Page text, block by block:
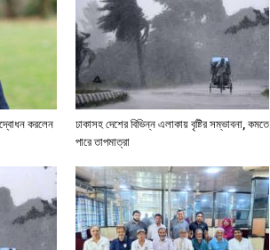
করলেন
ঢাকাসহ দেশের বিভিন্ন এলাকায় বৃষ্টির সম্ভাবনা, কমতে
পারে তাপমাত্রা